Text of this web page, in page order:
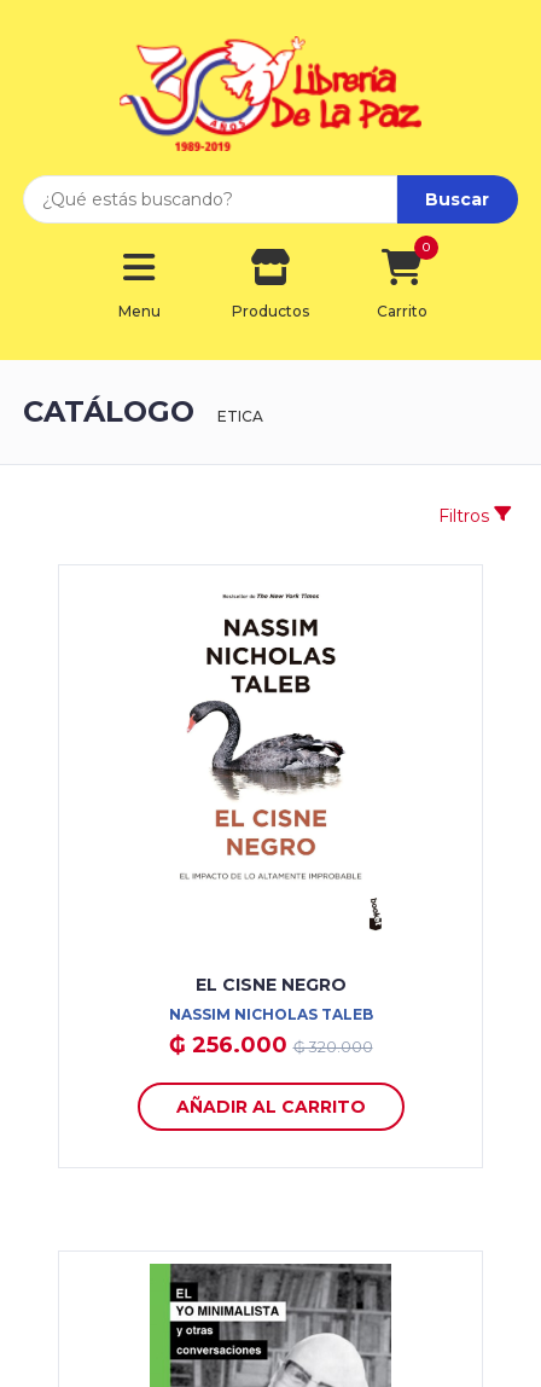
Buscar
Menu Productos Carrito
0
CATÁLOGO ETICA
Filtros
EL CISNE NEGRO
NASSIM NICHOLAS TALEB
₲ 256.000₲ 320.000
AÑADIR AL CARRITO